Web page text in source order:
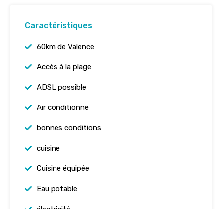
Caractéristiques
60km de Valence
Accès à la plage
ADSL possible
Air conditionné
bonnes conditions
cuisine
Cuisine équipée
Eau potable